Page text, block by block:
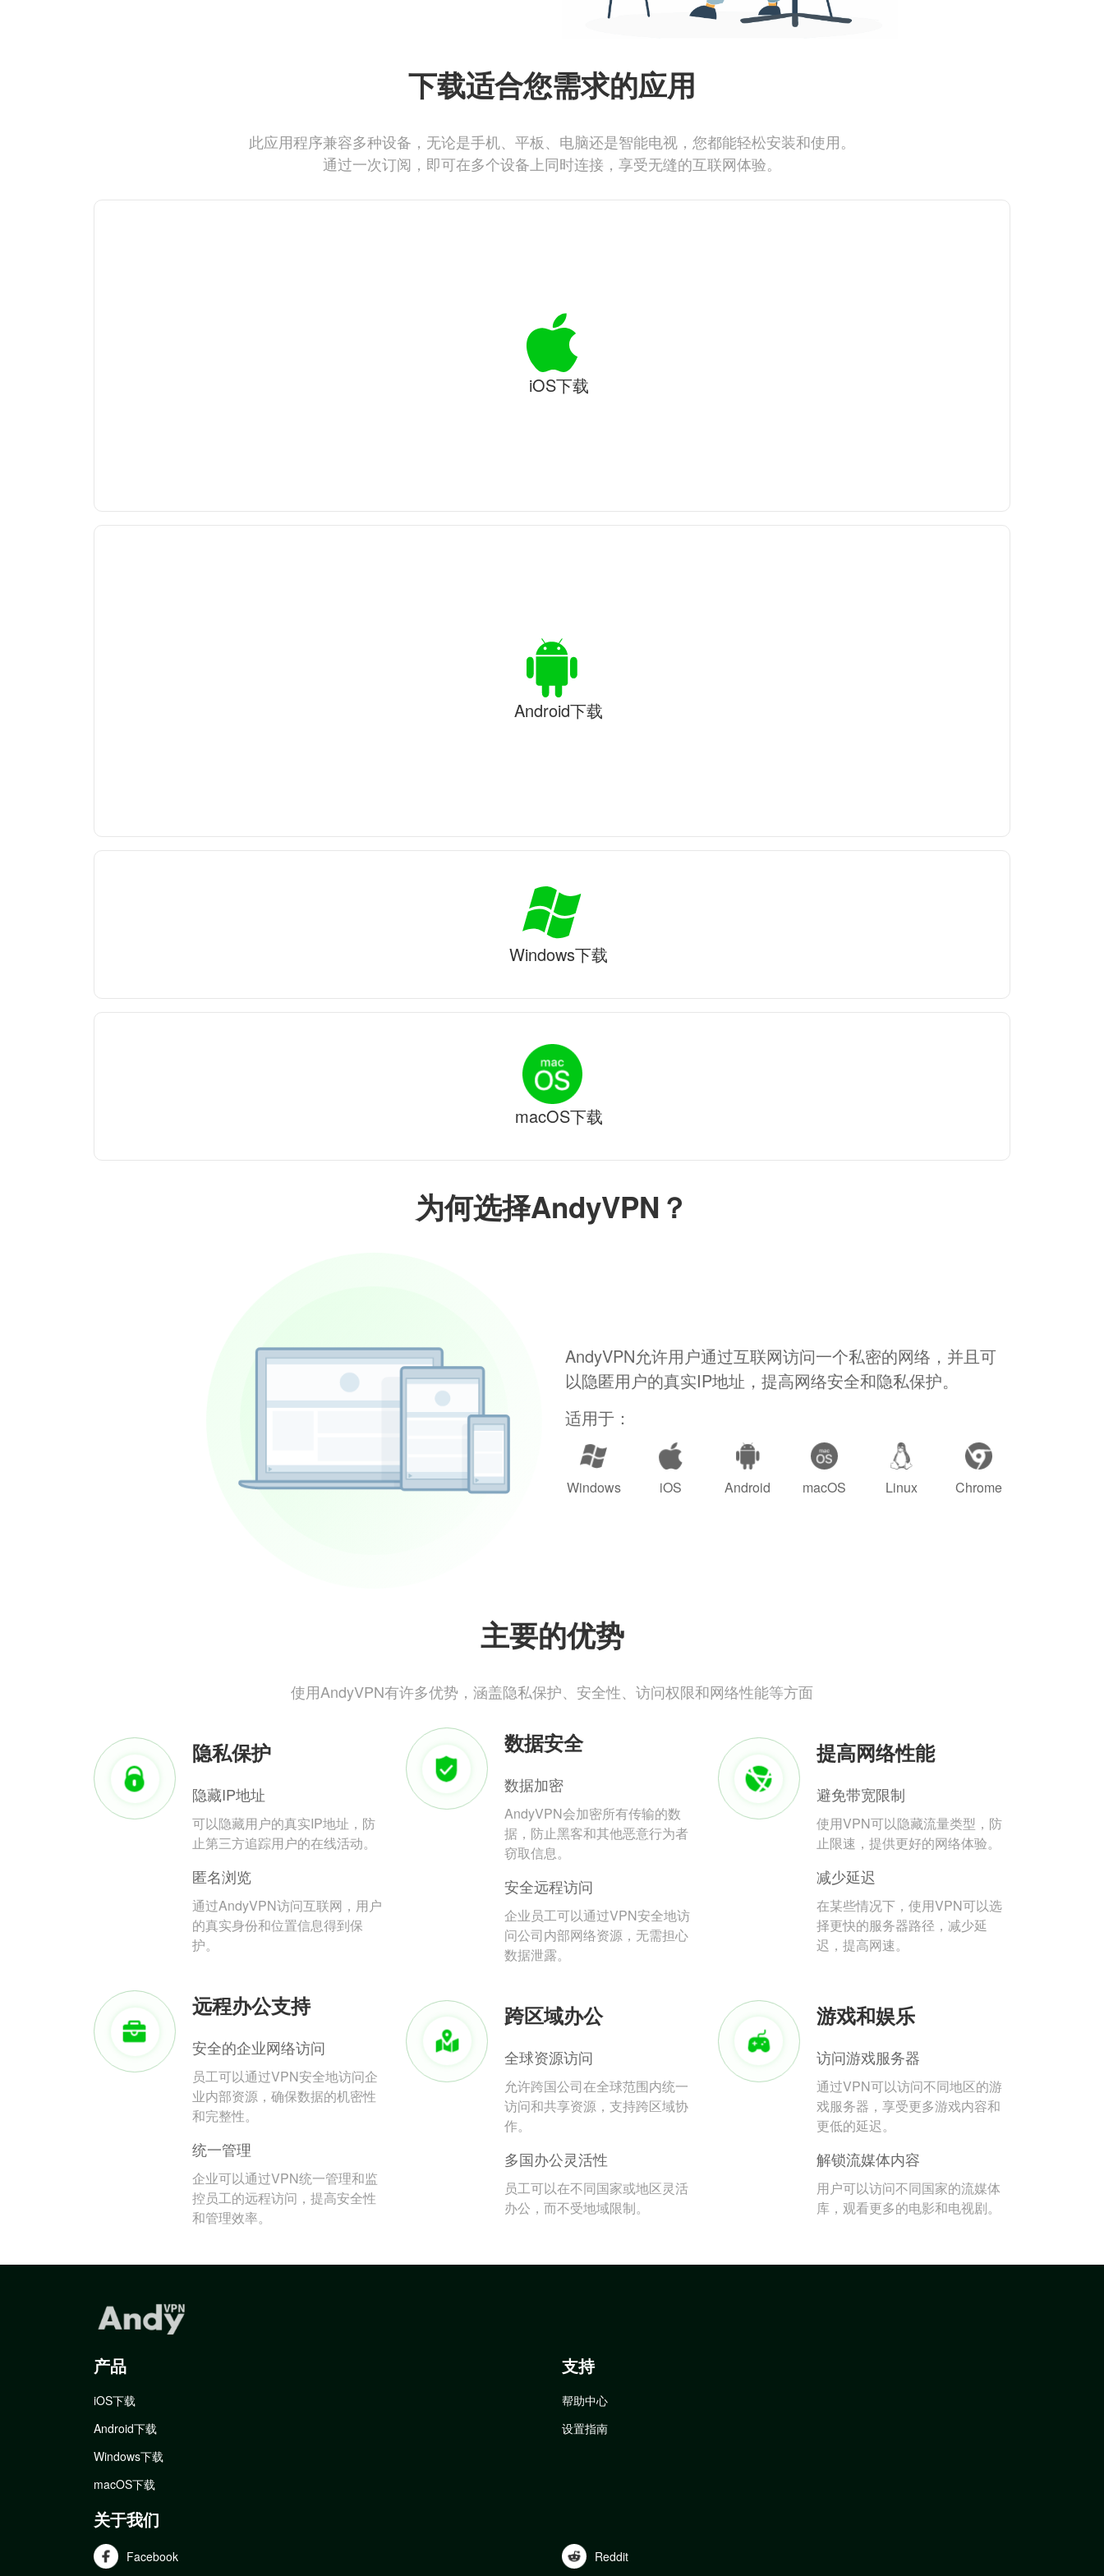
为何选择AndyVPN？
AndyVPN允许用户通过互联网访问一个私密的网络，并且可
以隐匿用户的真实IP地址，提高网络安全和隐私保护。
适用于：
Windows iOS Android macOS Linux Chrome
主要的优势
使用AndyVPN有许多优势，涵盖隐私保护、安全性、访问权限和网络性能等方面
隐私保护
隐藏IP地址
可以隐藏用户的真实IP地址，防
止第三方追踪用户的在线活动。
匿名浏览
通过AndyVPN访问互联网，用户
的真实身份和位置信息得到保
护。
数据安全
数据加密
AndyVPN会加密所有传输的数
据，防止黑客和其他恶意行为者
窃取信息。
安全远程访问
企业员工可以通过VPN安全地访
问公司内部网络资源，无需担心
数据泄露。
提高网络性能
避免带宽限制
使用VPN可以隐藏流量类型，防
止限速，提供更好的网络体验。
减少延迟
在某些情况下，使用VPN可以选
择更快的服务器路径，减少延
迟，提高网速。
远程办公支持
安全的企业网络访问
员工可以通过VPN安全地访问企
业内部资源，确保数据的机密性
和完整性。
统一管理
企业可以通过VPN统一管理和监
控员工的远程访问，提高安全性
和管理效率。
跨区域办公
全球资源访问
允许跨国公司在全球范围内统一
访问和共享资源，支持跨区域协
作。
多国办公灵活性
员工可以在不同国家或地区灵活
办公，而不受地域限制。
游戏和娱乐
访问游戏服务器
通过VPN可以访问不同地区的游
戏服务器，享受更多游戏内容和
更低的延迟。
解锁流媒体内容
用户可以访问不同国家的流媒体
库，观看更多的电影和电视剧。
下载适合您需求的应用
此应用程序兼容多种设备，无论是手机、平板、电脑还是智能电视，您都能轻松安装和使用。
通过一次订阅，即可在多个设备上同时连接，享受无缝的互联网体验。
iOS下载
Android下载
Windows下载
macOS下载
产品
iOS下载
Android下载
Windows下载
macOS下载
支持
帮助中心
设置指南
关于我们
Facebook Reddit